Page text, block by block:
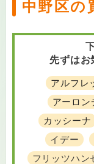
中野区の
先ずはお
アルフレ
アーロン
カッシーナ
イデー
フリッツハン